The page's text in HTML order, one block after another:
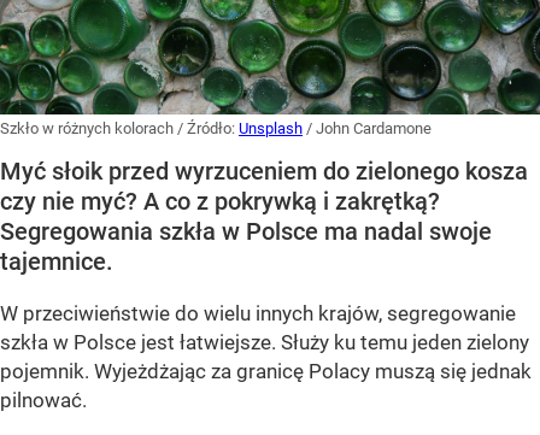
Szkło w różnych kolorach / Źródło: Unsplash / John Cardamone
Myć słoik przed wyrzuceniem do zielonego kosza
czy nie myć? A co z pokrywką i zakrętką?
Segregowania szkła w Polsce ma nadal swoje
tajemnice.
W przeciwieństwie do wielu innych krajów, segregowanie
szkła w Polsce jest łatwiejsze. Służy ku temu jeden zielony
pojemnik. Wyjeżdżając za granicę Polacy muszą się jednak
pilnować.